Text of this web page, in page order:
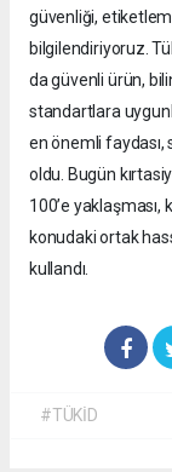
güvenliği,
bilgilendiriyoruz.
da güvenli ürün,
standartlara
en önemli
oldu. Bugün
100’e
konudaki ortak
kullandı.
#TÜKİD